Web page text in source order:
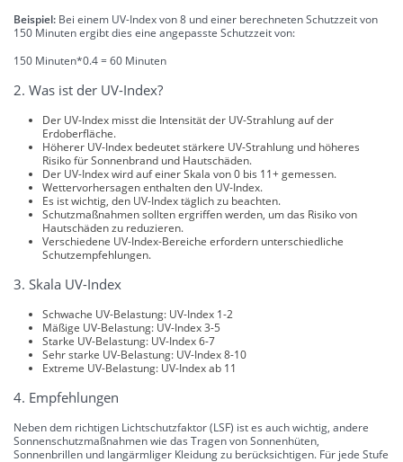
Beispiel: Bei einem UV-Index von 8 und einer berechneten Schutzzeit von
150 Minuten ergibt dies eine angepasste Schutzzeit von:
150 Minuten*0.4 = 60 Minuten
2. Was ist der UV-Index?
Der UV-Index misst die Intensität der UV-Strahlung auf der
Erdoberfläche.
Höherer UV-Index bedeutet stärkere UV-Strahlung und höheres
Risiko für Sonnenbrand und Hautschäden.
Der UV-Index wird auf einer Skala von 0 bis 11+ gemessen.
Wettervorhersagen enthalten den UV-Index.
Es ist wichtig, den UV-Index täglich zu beachten.
Schutzmaßnahmen sollten ergriffen werden, um das Risiko von
Hautschäden zu reduzieren.
Verschiedene UV-Index-Bereiche erfordern unterschiedliche
Schutzempfehlungen.
3. Skala UV-Index
Schwache UV-Belastung: UV-Index 1-2
Mäßige UV-Belastung: UV-Index 3-5
Starke UV-Belastung: UV-Index 6-7
Sehr starke UV-Belastung: UV-Index 8-10
Extreme UV-Belastung: UV-Index ab 11
4. Empfehlungen
Neben dem richtigen Lichtschutzfaktor (LSF) ist es auch wichtig, andere
Sonnenschutzmaßnahmen wie das Tragen von Sonnenhüten,
Sonnenbrillen und langärmliger Kleidung zu berücksichtigen. Für jede Stufe